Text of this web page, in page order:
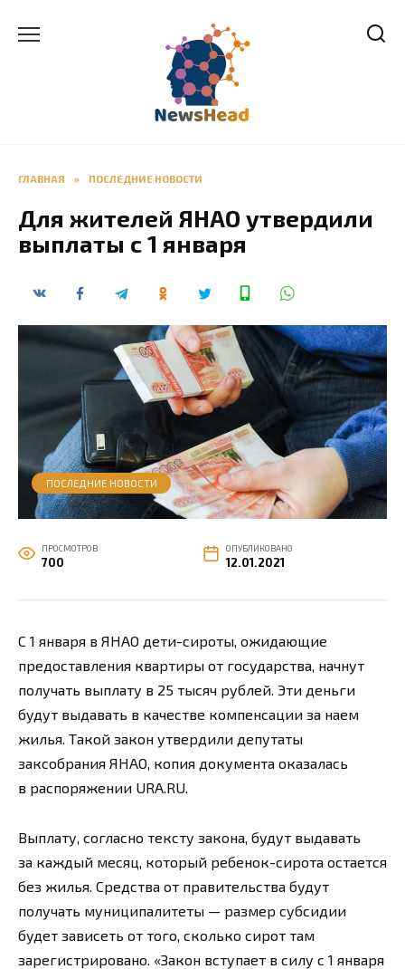
ГЛАВНАЯ » ПОСЛЕДНИЕ НОВОСТИ
Для жителей ЯНАО утвердили
выплаты с 1 января
ПОСЛЕДНИЕ НОВОСТИ
ПРОСМОТРОВ
700
ОПУБЛИКОВАНО
12.01.2021
С 1 января в ЯНАО дети-сироты, ожидающие
предоставления квартиры от государства, начнут
получать выплату в 25 тысяч рублей. Эти деньги
будут выдавать в качестве компенсации за наем
жилья. Такой закон утвердили депутаты
заксобрания ЯНАО, копия документа оказалась
в распоряжении URA.RU.
Выплату, согласно тексту закона, будут выдавать
за каждый месяц, который ребенок-сирота остается
без жилья. Средства от правительства будут
получать муниципалитеты — размер субсидии
будет зависеть от того, сколько сирот там
зарегистрировано. «Закон вступает в силу с 1 января